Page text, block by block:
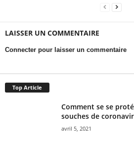
LAISSER UN COMMENTAIRE
Connecter pour laisser un commentaire
Top Article
Comment se se
souches de
avril 5, 2021